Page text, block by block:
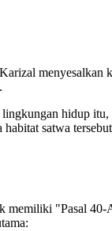
menyesalkan
hidup
satwa
"Pasal 40-